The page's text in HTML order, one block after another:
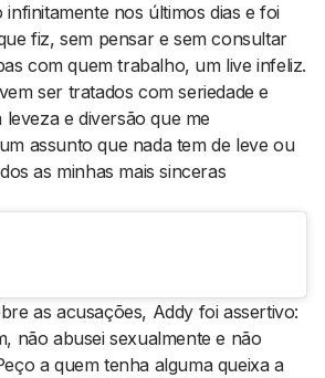
infinitamente nos últimos dias e foi
fiz, sem pensar e sem consultar
com quem trabalho, um live infeliz.
ser tratados com seriedade e
e diversão que me
assunto que nada tem de leve ou
as minhas mais sinceras
as acusações, Addy foi assertivo:
não abusei sexualmente e não
a quem tenha alguma queixa a